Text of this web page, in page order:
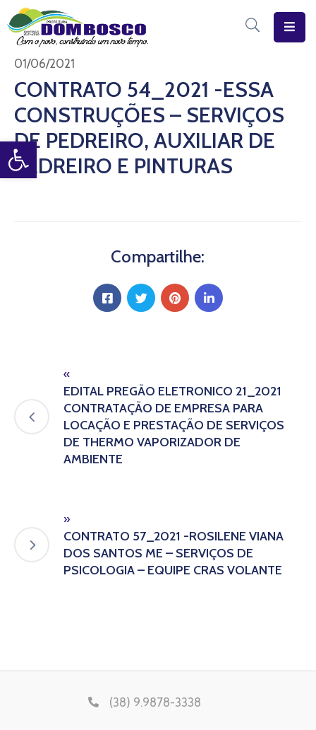
Open toolbar
Início
O
Município
Estrutura
Diário
01/06/2021
CONTRATO 54_2021 -ESSA
CONSTRUÇÕES – SERVIÇOS
DE PEDREIRO, AUXILIAR DE
PEDREIRO E PINTURAS
Compartilhe:
«
EDITAL PREGÃO ELETRONICO 21_2021
CONTRATAÇÃO DE EMPRESA PARA
LOCAÇÃO E PRESTAÇÃO DE SERVIÇOS
DE THERMO VAPORIZADOR DE
AMBIENTE
»
CONTRATO 57_2021 -ROSILENE VIANA
DOS SANTOS ME – SERVIÇOS DE
PSICOLOGIA – EQUIPE CRAS VOLANTE
(38) 9.9878-3338